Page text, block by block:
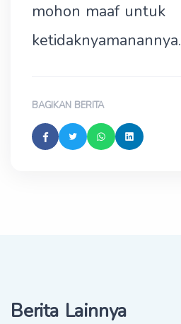
mohon maaf untuk
ketidaknyamanannya.
BAGIKAN BERITA
Berita Lainnya